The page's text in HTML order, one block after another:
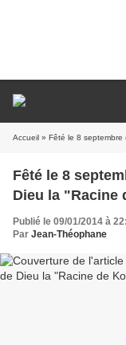
Accueil » Fêté le 8 septembre
Fêté le 8
Dieu la "Racine
Publié le 09/01/2014 à
Par Jean-Théophane